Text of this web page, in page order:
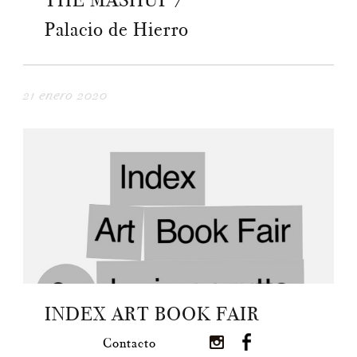
Contacto
Palacio de Hierro
21 enero 2020
INDEX ART BOOK FAIR